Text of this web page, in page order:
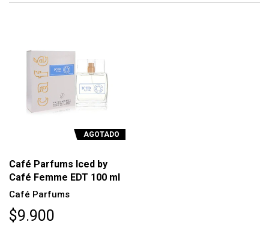
AGOTADO
Café Parfums Iced by
Café Femme EDT 100 ml
Café Parfums
$9.900